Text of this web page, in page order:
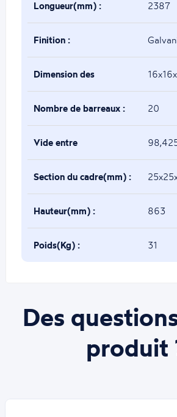
Longueur(mm) : 2387
Finition :
noir
Dimension des
traverses(mm) :
Nombre de barreaux : 20
Vide entre
barreaux(mm) :
Section du cadre(mm) :
Hauteur(mm) : 863
Poids(Kg) : 31
Des
produit